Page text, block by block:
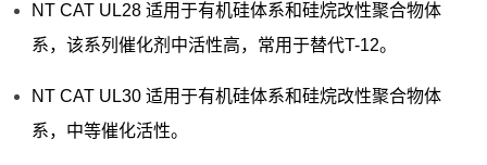
NT CAT UL28 适用于有机硅体系和硅烷改性聚合物体
系，该系列催化剂中活性高，常用于替代T-12。
NT CAT UL30 适用于有机硅体系和硅烷改性聚合物体
系，中等催化活性。